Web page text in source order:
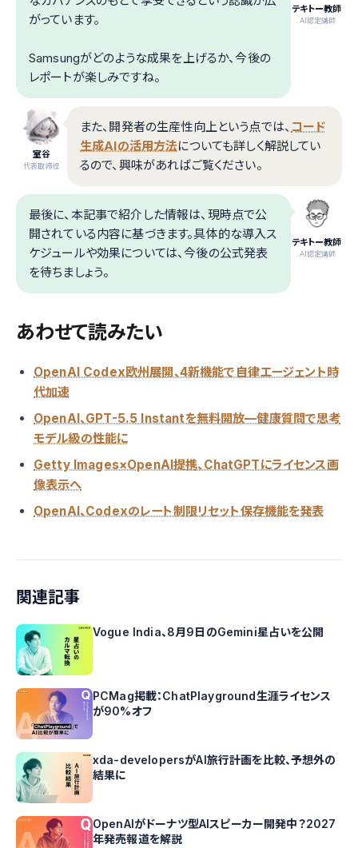
テキトー教師
.AI認定講師
がっています。
Samsungがどのような成果を上げるか、今後の
レポートが楽しみですね。
室谷
代表取締役
また、開発者の生産性向上という点では、 コード
生成AIの活用方法についても詳しく解説してい
るので、興味があればご覧ください。
テキトー教師
.AI認定講師
最後に、本記事で紹介した情報は、現時点で公
開されている内容に基づきます。具体的な導入ス
ケジュールや効果については、今後の公式発表
を待ちましょう。
あわせて読みたい
OpenAI Codex欧州展開、4新機能で自律エージェント時
代加速
OpenAI、GPT-5.5 Instantを無料開放—健康質問で思考
モデル級の性能に
Getty Images×OpenAI提携、ChatGPTにライセンス画
像表示へ
OpenAI、Codexのレート制限リセット保存機能を発表
関連記事
Vogue India、8月9日のGemini星占いを公開
PCMag掲載：ChatPlayground生涯ライセンス
が90%オフ
xda-developersがAI旅行計画を比較、予想外の
結果に
OpenAIがドーナツ型AIスピーカー開発中？2027
年発売報道を解説